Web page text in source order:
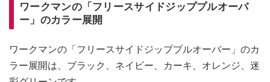
ワークマンの「フリースサイドジッププルオーバ
ー」のカラー展開
ワークマンの「フリースサイドジッププルオーバー」のカ
ラー展開は、ブラック、ネイビー、カーキ、オレンジ、迷